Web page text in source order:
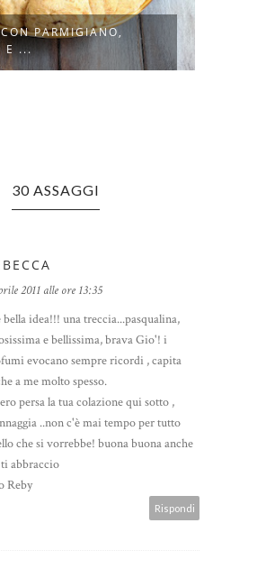
PARMIGIANO,
E ...
30 ASSAGGI
2011 alle ore 13:35
bella idea!!! una treccia...pasqualina,
e bellissima, brava Gio'! i
evocano sempre ricordi , capita
a me molto spesso.
persa la tua colazione qui sotto ,
..non c'è mai tempo per tutto
che si vorrebbe! buona buona anche
abbraccio
Reby
Rispondi